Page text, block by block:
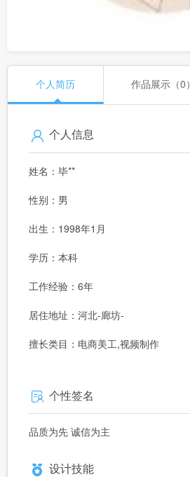
个人简历 作品展示（0）
个人信息
姓名：毕**
性别：男
出生：1998年1月
学历：本科
工作经验：6年
居住地址：河北-廊坊-
擅长类目：电商美工,视频制作
个性签名
品质为先 诚信为主
设计技能